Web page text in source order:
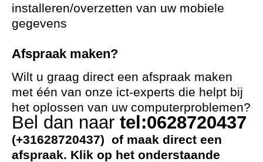
installeren/overzetten van uw mobiele
gegevens
Afspraak maken?
Wilt u graag direct een afspraak maken
met één van onze ict-experts die helpt bij
het oplossen van uw computerproblemen?
Bel dan naar tel:0628720437
(+31628720437) of maak direct een
afspraak. Klik op het onderstaande